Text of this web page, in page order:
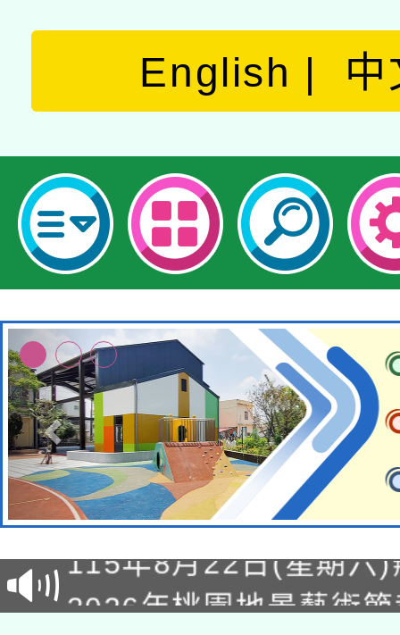
English 中
轉知經濟部水利署委託
業技術研究院辦理「
用水績優單位及節水達
桃園市孔廟祈福系列
2026年桃園地景藝術